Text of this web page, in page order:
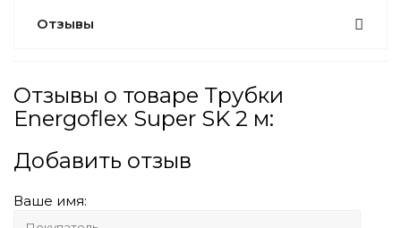
Отзывы
Отзывы о товаре Трубки
Energoflex Super SK 2 м:
Добавить отзыв
Ваше имя: